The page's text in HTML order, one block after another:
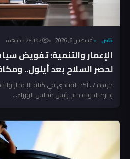
خاص أغسطس 6, 2026 26٬192 مشاهدة
الإعمار والتنمية: تفويض
لحصر السلاح بعد أيلول..
المخالفين!
جريدة /.. أكد القيادي في كتلة الإعمار
إدارة الدولة منح رئيس مجلس الوزراء...